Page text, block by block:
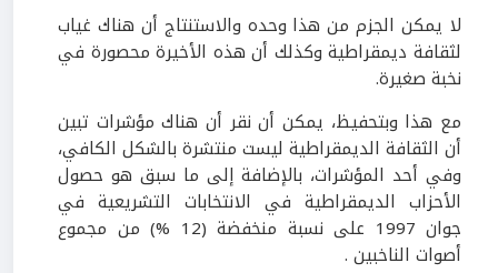
لا يمكن الجزم من هذا وحده والاستنتاج أن هناك غياب
لثقافة ديمقراطية وكذلك أن هذه الأخيرة محصورة في
نخبة صغيرة.
مع هذا وبتحفيظ، يمكن أن نقر أن هناك مؤشرات تبين
أن الثقافة الديمقراطية ليست منتشرة بالشكل الكافي،
وفي أحد المؤشرات، بالإضافة إلى ما سبق هو حصول
الأحزاب الديمقراطية في الانتخابات التشريعية في
جوان 1997 على نسبة منخفضة (12 %) من مجموع
أصوات الناخبين .